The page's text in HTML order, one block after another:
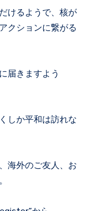
けるようで、核が
クションに繋がる
届きますよう
しか平和は訪れな
海外のご友人、お